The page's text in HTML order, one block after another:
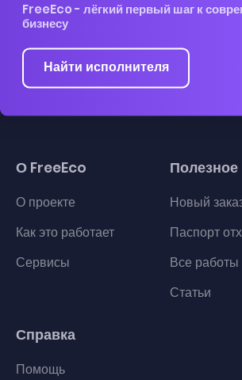
FreeEco - лёгкий первый шаг к
бизнесу
Найти исполнителя
О FreeEco
О проекте
Как это работает
Сервисы
Полезное
Новый
Паспорт
Все работы
Статьи
Справка
Помощь